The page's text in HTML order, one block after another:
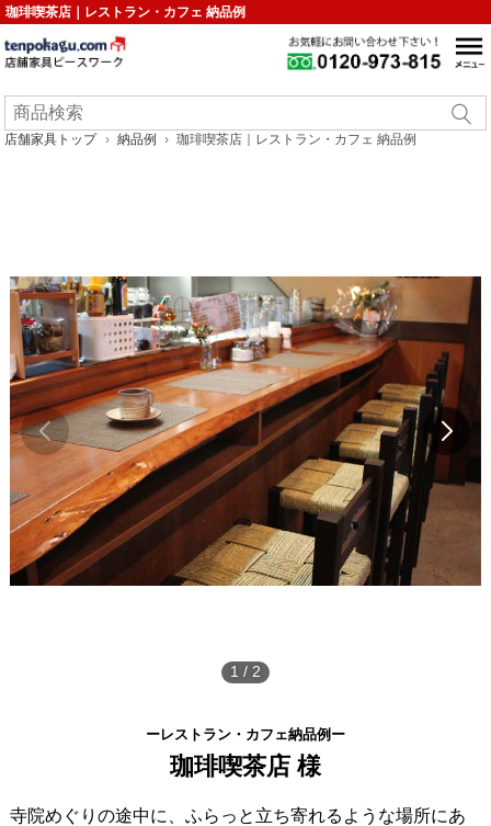
珈琲喫茶店｜レストラン・カフェ 納品例
店舗家具トップ 納品例 珈琲喫茶店｜レストラン・カフェ 納品例
1 / 2
ーレストラン・カフェ納品例ー
珈琲喫茶店 様
寺院めぐりの途中に、ふらっと立ち寄れるような場所にあ